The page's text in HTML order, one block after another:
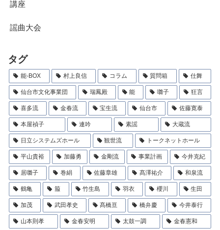
講座
謡曲大会
タグ
能-BOX 村上良信 コラム 質問箱 仕舞
仙台市文化事業団 瑞鳳殿 能 囃子 狂言
喜多流 金春流 宝生流 仙台市 佐藤寛泰
本屋禎子 連吟 素謡 大蔵流
日立システムズホール 観世流 トークネットホール
平山貴裕 加藤勇 金剛流 事業計画 今井克紀
居囃子 巻絹 佐藤章雄 髙澤祐介 和泉流
鶴亀 箙 竹生島 羽衣 櫻川 生田
加茂 武田孝史 髙橋亘 橋弁慶 今井泰行
山本則孝 金春安明 太鼓一調 金春憲和